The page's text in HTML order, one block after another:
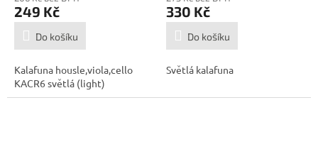
249 Kč
Do košíku
Kalafuna housle,viola,cello
KACR6 světlá (light)
330 Kč
Do košíku
Světlá kalafuna